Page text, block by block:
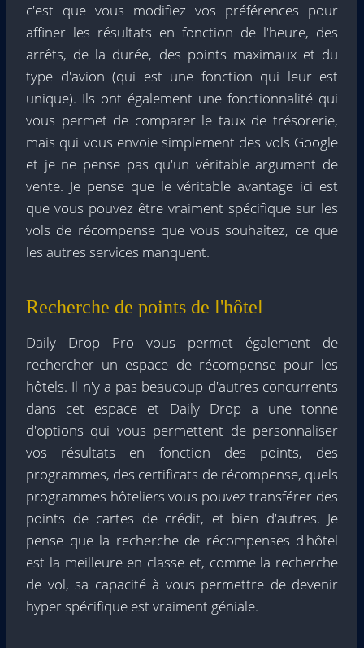
c'est que vous modifiez vos préférences pour
affiner les résultats en fonction de l'heure, des
arrêts, de la durée, des points maximaux et du
type d'avion (qui est une fonction qui leur est
unique). Ils ont également une fonctionnalité qui
vous permet de comparer le taux de trésorerie,
mais qui vous envoie simplement des vols Google
et je ne pense pas qu'un véritable argument de
vente. Je pense que le véritable avantage ici est
que vous pouvez être vraiment spécifique sur les
vols de récompense que vous souhaitez, ce que
les autres services manquent.
Recherche de points de l'hôtel
Daily Drop Pro vous permet également de
rechercher un espace de récompense pour les
hôtels. Il n'y a pas beaucoup d'autres concurrents
dans cet espace et Daily Drop a une tonne
d'options qui vous permettent de personnaliser
vos résultats en fonction des points, des
programmes, des certificats de récompense, quels
programmes hôteliers vous pouvez transférer des
points de cartes de crédit, et bien d'autres. Je
pense que la recherche de récompenses d'hôtel
est la meilleure en classe et, comme la recherche
de vol, sa capacité à vous permettre de devenir
hyper spécifique est vraiment géniale.